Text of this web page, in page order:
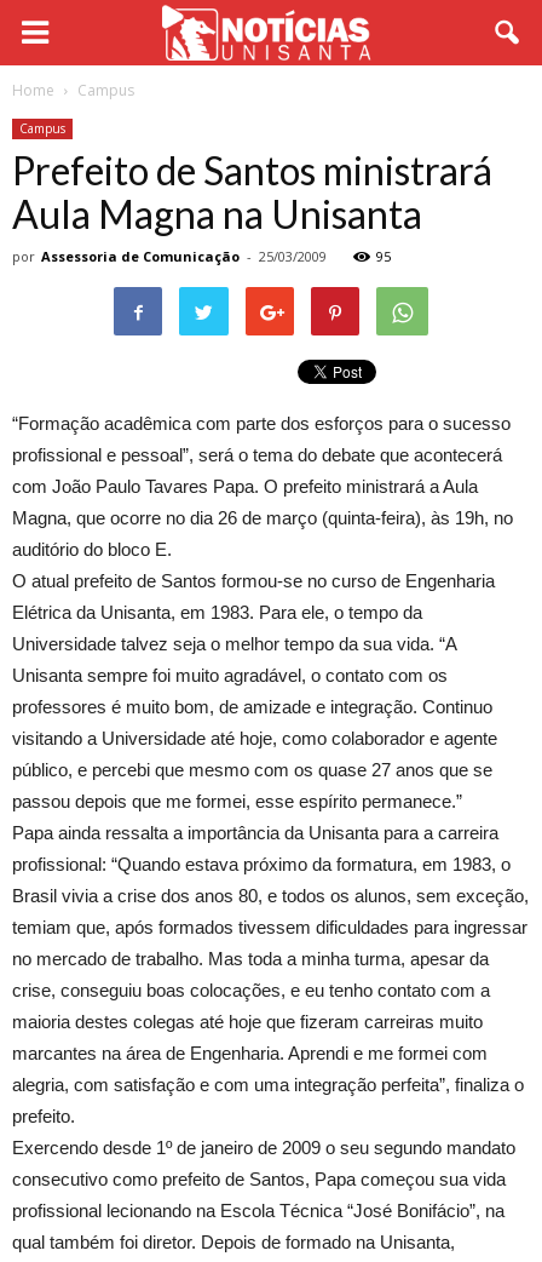
Home Campus
Campus
Prefeito de Santos ministrará
Aula Magna na Unisanta
por Assessoria de Comunicação - 25/03/2009 95
“Formação acadêmica com parte dos esforços para o sucesso
profissional e pessoal”, será o tema do debate que acontecerá
com João Paulo Tavares Papa. O prefeito ministrará a Aula
Magna, que ocorre no dia 26 de março (quinta-feira), às 19h, no
auditório do bloco E.
O atual prefeito de Santos formou-se no curso de Engenharia
Elétrica da Unisanta, em 1983. Para ele, o tempo da
Universidade talvez seja o melhor tempo da sua vida. “A
Unisanta sempre foi muito agradável, o contato com os
professores é muito bom, de amizade e integração. Continuo
visitando a Universidade até hoje, como colaborador e agente
público, e percebi que mesmo com os quase 27 anos que se
passou depois que me formei, esse espírito permanece.”
Papa ainda ressalta a importância da Unisanta para a carreira
profissional: “Quando estava próximo da formatura, em 1983, o
Brasil vivia a crise dos anos 80, e todos os alunos, sem exceção,
temiam que, após formados tivessem dificuldades para ingressar
no mercado de trabalho. Mas toda a minha turma, apesar da
crise, conseguiu boas colocações, e eu tenho contato com a
maioria destes colegas até hoje que fizeram carreiras muito
marcantes na área de Engenharia. Aprendi e me formei com
alegria, com satisfação e com uma integração perfeita”, finaliza o
prefeito.
Exercendo desde 1º de janeiro de 2009 o seu segundo mandato
consecutivo como prefeito de Santos, Papa começou sua vida
profissional lecionando na Escola Técnica “José Bonifácio”, na
qual também foi diretor. Depois de formado na Unisanta,